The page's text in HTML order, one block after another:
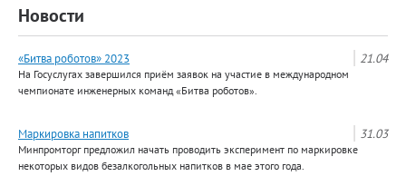
Новости
21.04
«Битва роботов» 2023
На Госуслугах завершился приём заявок на участие в международном
чемпионате инженерных команд «Битва роботов».
31.03
Маркировка напитков
Минпромторг предложил начать проводить эксперимент по маркировке
некоторых видов безалкогольных напитков в мае этого года.